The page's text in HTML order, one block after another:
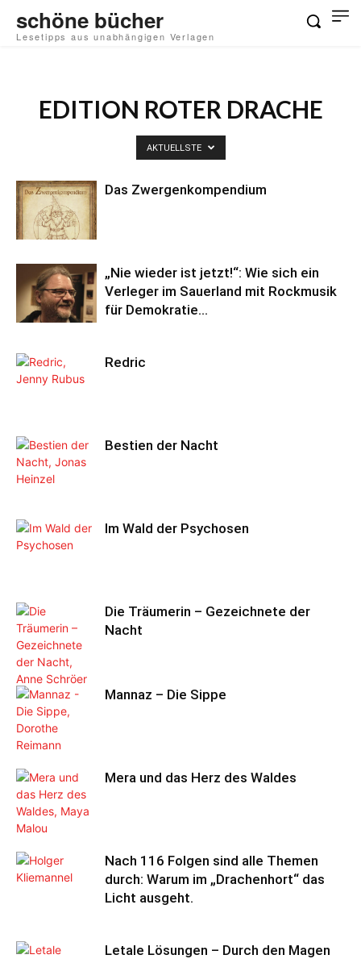
schöne bücher
Lesetipps aus unabhängigen Verlagen
EDITION ROTER DRACHE
AKTUELLSTE
Das Zwergenkompendium
„Nie wieder ist jetzt!“: Wie sich ein
Verleger im Sauerland mit Rockmusik
für Demokratie...
Redric
Bestien der Nacht
Im Wald der Psychosen
Die Träumerin – Gezeichnete der
Nacht
Mannaz – Die Sippe
Mera und das Herz des Waldes
Nach 116 Folgen sind alle Themen
durch: Warum im „Drachenhort“ das
Licht ausgeht.
Letale Lösungen – Durch den Magen